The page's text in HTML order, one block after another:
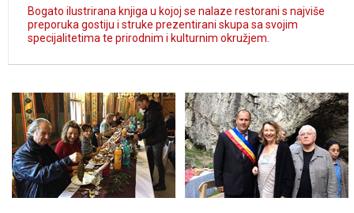
Bogato ilustrirana knjiga u kojoj se nalaze restorani s najviše
preporuka gostiju i struke prezentirani skupa sa svojim
specijalitetima te prirodnim i kulturnim okružjem.